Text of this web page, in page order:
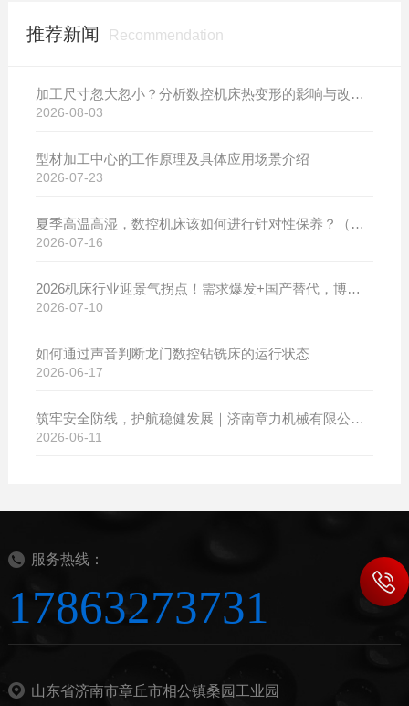
推荐新闻 Recommendation
加工尺寸忽大忽小？分析数控机床热变形的影响与改善方案
2026-08-03
型材加工中心的工作原理及具体应用场景介绍
2026-07-23
夏季高温高湿，数控机床该如何进行针对性保养？（附冬夏维保异同对比）
2026-07-16
2026机床行业迎景气拐点！需求爆发+国产替代，博斯曼数控设备产销两旺发货忙
2026-07-10
如何通过声音判断龙门数控钻铣床的运行状态
2026-06-17
筑牢安全防线，护航稳健发展｜济南章力机械有限公司开展2026年安全生产月系列活动
2026-06-11
服务热线：
17863273731
山东省济南市章丘市相公镇桑园工业园